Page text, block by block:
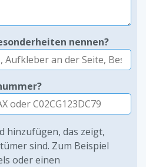
nennen?
hinzufügen, das zeigt,
sind. Zum Beispiel
oder einen